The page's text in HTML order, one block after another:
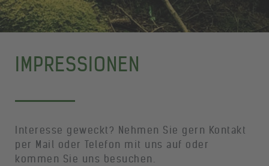
IMPRESSIONEN
Interesse geweckt? Nehmen Sie gern Kontakt
per Mail oder Telefon mit uns auf oder
kommen Sie uns besuchen.